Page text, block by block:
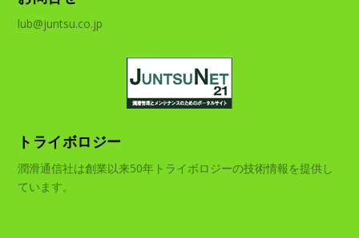
lub@juntsu.co.jp
トライボロジー
潤滑通信社は創業以来50年トライボロジーの技術情報を提供し
ています。